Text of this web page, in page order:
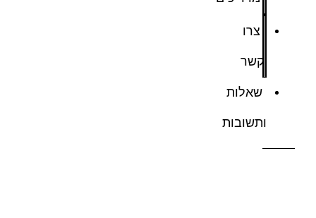
צרו
קשר
שאלות
ותשובות